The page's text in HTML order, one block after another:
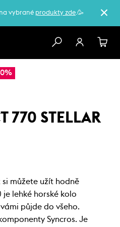
na vybrané produkty zde.🥳
770 STELLAR
si můžete užít hodně
je lehké horské kolo
půjde do všeho.
Syncros. Je